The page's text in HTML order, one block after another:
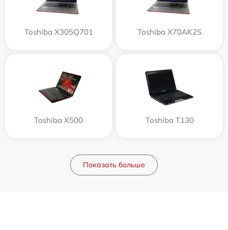
Toshiba X305Q701 Toshiba X70AK2S
Toshiba X500 Toshiba T130
Показать больше